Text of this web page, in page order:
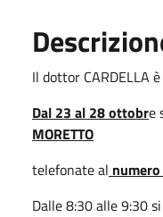
Il dottor CARDELLA
Dal 23 al 28 ottobre
MORETTO
telefonate al
Dalle 8:30 alle 9:30